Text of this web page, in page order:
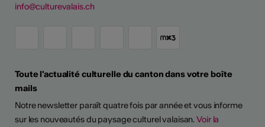
info@culturevalais.ch
Toute l'actualité culturelle du canton dans votre boîte
mails
Notre newsletter paraît quatre fois par année et vous informe
sur les nouveautés du paysage culturel valaisan.Voir la